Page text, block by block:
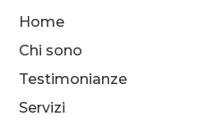
Home
Chi sono
Testimonianze
Servizi